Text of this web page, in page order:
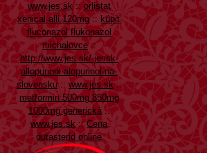
www.jes.sk ::orlistat
xenical alli 120mg:: kúpiť
fluconazol flukonazol
michalovce::
http://www.jes.sk/-jessk-
allopurinol-alopurinol-na-
slovensku:: www.jes.sk::
metformin 500mg 850mg
1000mg generická ::
www.jes.sk ::Cena
dutasterid online